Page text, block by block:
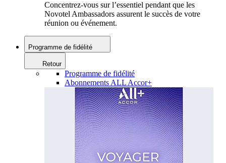
Concentrez-vous sur l’essentiel pendant que les
Novotel Ambassadors assurent le succès de votre
réunion ou événement.
Programme de fidélité
Retour
Programme de fidélité
Abonnements ALL Accor+